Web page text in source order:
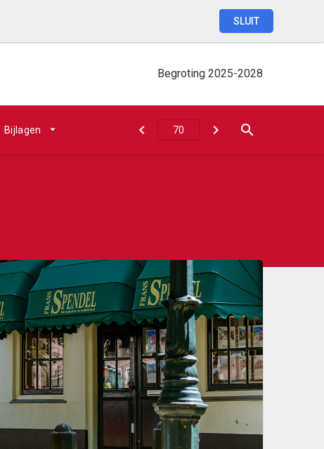
SLUIT
Begroting 2025-2028
Bijlagen